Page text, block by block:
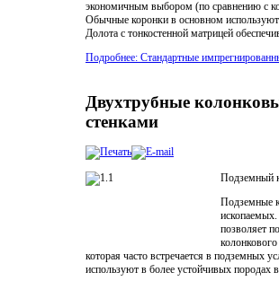
экономичным выбором (по сравнению с
Обычные коронки в основном
Долота с тонкостенной матрицей
Подробнее: Стандартные
Двухтрубные
стенками
Подземный
Подземные
позволяет
которая часто встречается в подземных
используют в более устойчивых породах